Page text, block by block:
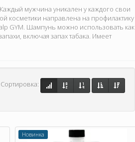
мужчина уникален у каждого свои
косметики направлена на профилактику
GYM. Шампунь можно использовать как
включая запах табака. Имеет
Сортировка:
Новинка